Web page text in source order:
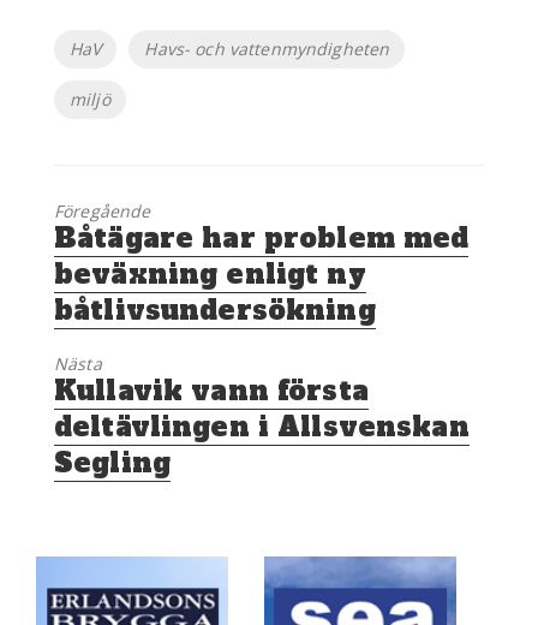
Etiketter
HaV Havs- och vattenmyndigheten
miljö
Föregående
Föregående
inlägg:
Båtägare har problem med
beväxning enligt ny
båtlivsundersökning
Nästa
Nästa
inlägg:
Kullavik vann första
deltävlingen i Allsvenskan
Segling